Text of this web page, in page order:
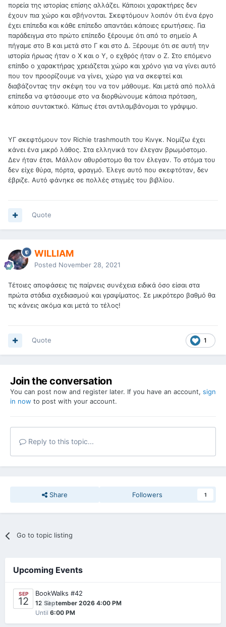
πορεία της ιστορίας επίσης αλλάζει. Κάποιοι χαρακτήρες δεν
έχουν πια χώρο και σβήνονται. Σκεφτόμουν λοιπόν ότι ένα έργο
έχει επίπεδα και κάθε επίπεδο απαντάει κάποιες ερωτήσεις. Για
παράδειγμα στο πρώτο επίπεδο ξέρουμε ότι από το σημείο Α
πήγαμε στο Β και μετά στο Γ και στο Δ. Ξέρουμε ότι σε αυτή την
ιστορία ήρωας ήταν ο Χ και ο Υ, ο εχθρός ήταν ο Ζ. Στο επόμενο
επίπδο ο χαρακτήρας χρειάζεται χώρο και χρόνο για να γίνει αυτό
που τον προορίζουμε να γίνει, χώρο για να σκεφτεί και
διαβάζοντας την σκέψη του να τον μάθουμε. Και μετά από πολλά
επίπεδα να φτάσουμε στο να διορθώνουμε κάποια πρόταση,
κάποιο συντακτικό. Κάπως έτσι αντιλαμβάνομαι το γράψιμο.
ΥΓ σκεφτόμουν τον Richie trashmouth του Κινγκ. Νομίζω έχει
κάνει ένα μικρό λάθος. Στα ελληνικά τον έλεγαν βρωμόστομο.
Δεν ήταν έτσι. Μάλλον αθυρόστομο θα τον έλεγαν. Το στόμα του
δεν είχε θύρα, πόρτα, φραγμό. Έλεγε αυτό που σκεφτόταν, δεν
έβριζε. Αυτό φάνηκε σε πολλές στιγμές του βιβλίου.
Quote
WILLIAM
Posted November 28, 2021
Τέτοιες αποφάσεις τις παίρνεις συνέχεια ειδικά όσο είσαι στα
πρώτα στάδια σχεδιασμού και γραψίματος. Σε μικρότερο βαθμό θα
τις κάνεις ακόμα και μετά το τέλος!
1
Quote
Join the conversation
You can post now and register later. If you have an account, sign
in now to post with your account.
Reply to this topic...
Share Followers 1
Go to topic listing
Upcoming Events
SEP
12 0
BookWalks #42
12 September 2026 4:00 PM
Until 6:00 PM